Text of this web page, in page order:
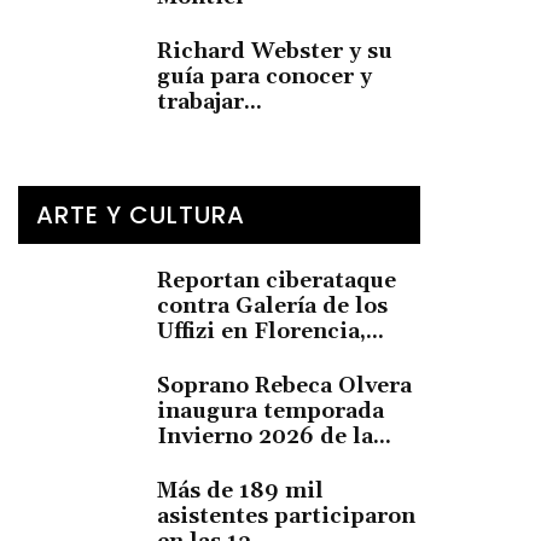
Richard Webster y su
guía para conocer y
trabajar...
ARTE Y CULTURA
Reportan ciberataque
contra Galería de los
Uffizi en Florencia,...
Soprano Rebeca Olvera
inaugura temporada
Invierno 2026 de la...
Más de 189 mil
asistentes participaron